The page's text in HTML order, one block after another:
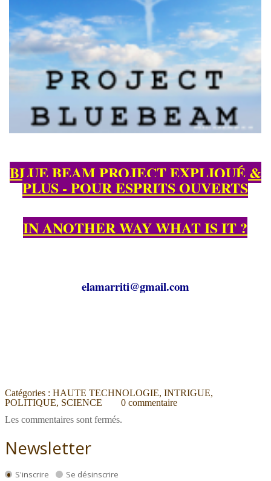
Newsletter
S'inscrire Se désinscrire
BLUE BEAM PROJECT EXPLIQUÉ &
PLUS - POUR ESPRITS OUVERTS
IN ANOTHER WAY WHAT IS IT ?
elamarriti@gmail.com
Catégories :HAUTE TECHNOLOGIE,INTRIGUE,
POLITIQUE, SCIENCE 0 commentaire
Les commentaires sont fermés.